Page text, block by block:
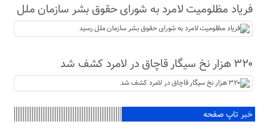
فریاد مظلومیت لامرد به شورای حقوق بشر سازمان ملل
رسید
۳۲۰ هزار نخ سیگار قاچاق در لامرد کشف شد
خبر تاپ صفحه